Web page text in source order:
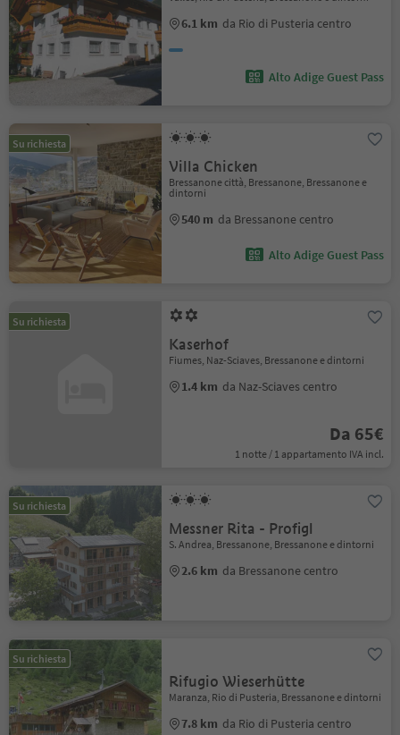
6.1 km da Rio di Pusteria centro
Alto Adige Guest Pass
Su richiesta
Villa Chicken
Bressanone città, Bressanone, Bressanone e
dintorni
540 m da Bressanone centro
Alto Adige Guest Pass
Su richiesta
Kaserhof
Fiumes, Naz-Sciaves, Bressanone e dintorni
1.4 km da Naz-Sciaves centro
Da 65€
1 notte / 1 appartamento IVA incl.
Su richiesta
Messner Rita - Profigl
S. Andrea, Bressanone, Bressanone e dintorni
2.6 km da Bressanone centro
Su richiesta
Rifugio Wieserhütte
Maranza, Rio di Pusteria, Bressanone e dintorni
7.8 km da Rio di Pusteria centro